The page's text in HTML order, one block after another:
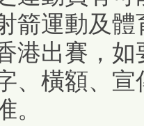
箭運動及
港出賽，
、橫額、